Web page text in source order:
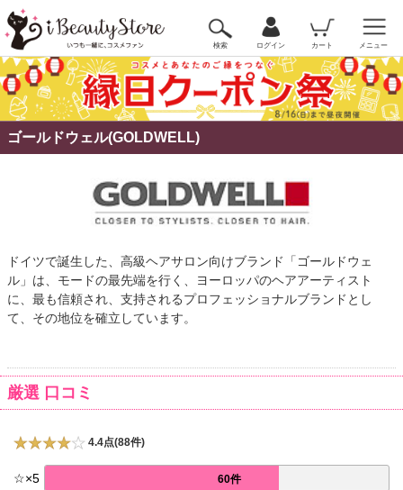
検索 ログイン カート メニュー
ゴールドウェル(GOLDWELL)
ドイツで誕生した、高級ヘアサロン向けブランド「ゴールドウェ
ル」は、モードの最先端を行く、ヨーロッパのヘアアーティスト
に、最も信頼され、支持されるプロフェッショナルブランドとし
て、その地位を確立しています。
厳選 口コミ
4.4点(88件)
☆×5 60件